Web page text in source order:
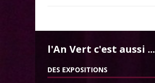
l'An Vert c'est aussi ...
DES EXPOSITIONS